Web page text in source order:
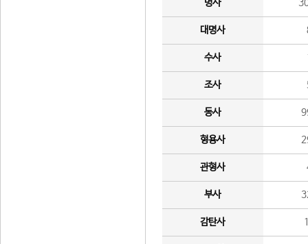
명사
대명사
수사
조사
동사
형용사
관형사
부사
감탄사